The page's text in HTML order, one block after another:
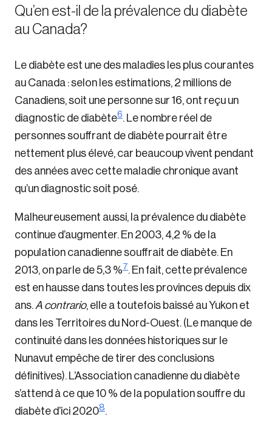
Qu’en est-il de la prévalence du diabète
au Canada?
Le diabète est une des maladies les plus courantes
au Canada : selon les estimations, 2 millions de
Canadiens, soit une personne sur 16, ont reçu un
diagnostic de diabète6. Le nombre réel de
personnes souffrant de diabète pourrait être
nettement plus élevé, car beaucoup vivent pendant
des années avec cette maladie chronique avant
qu’un diagnostic soit posé.
Malheureusement aussi, la prévalence du diabète
continue d’augmenter. En 2003, 4,2 % de la
population canadienne souffrait de diabète. En
2013, on parle de 5,3 %7. En fait, cette prévalence
est en hausse dans toutes les provinces depuis dix
ans. A contrario, elle a toutefois baissé au Yukon et
dans les Territoires du Nord-Ouest. (Le manque de
continuité dans les données historiques sur le
Nunavut empêche de tirer des conclusions
définitives). L’Association canadienne du diabète
s’attend à ce que 10 % de la population souffre du
diabète d’ici 20208.